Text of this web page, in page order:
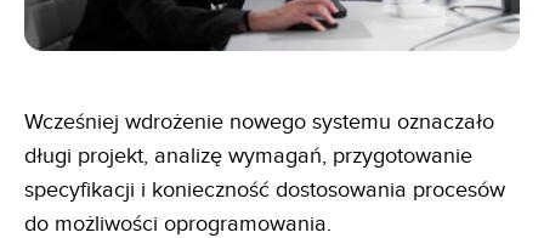
Wcześniej wdrożenie nowego systemu oznaczało
długi projekt, analizę wymagań, przygotowanie
specyfikacji i konieczność dostosowania procesów
do możliwości oprogramowania.